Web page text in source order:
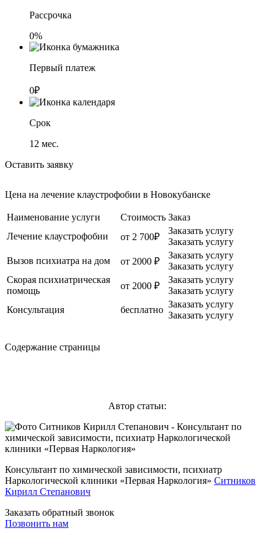
Рассрочка
0%
Первый платеж
0₽
Срок
12 мес.
Оставить заявку
Цена на лечение клаустрофобии в Новокубанске
Наименование услуги Стоимость Заказ
Лечение клаустрофобии
от 2 700₽
Заказать услугу
Заказать услугу
Вызов психиатра на дом
от 2000 ₽
Заказать услугу
Заказать услугу
Скорая психиатрическая
помощь
от 2000 ₽
Заказать услугу
Заказать услугу
Консультация
бесплатно
Заказать услугу
Заказать услугу
Содержание страницы
Автор статьи:
Консультант по химической зависимости, психиатр
Наркологической клиники «Первая Наркология» Ситников
Кирилл Степанович
Заказать обратный звонок
Позвонить нам